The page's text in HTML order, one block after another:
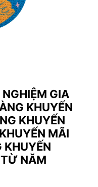
NGHIỆM GIA
KHUYẾN
KHUYẾN
MÃI
KHUYẾN
NĂM